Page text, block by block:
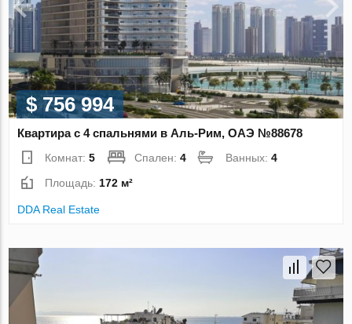
$ 756 994
Квартира с 4 спальнями в Аль-Рим, ОАЭ №88678
Комнат:5 Спален:4 Ванных:4
Площадь:172 м²
DDA Real Estate